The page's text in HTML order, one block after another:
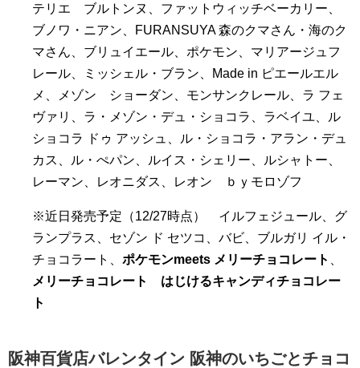
テリエ ブルトンヌ、ファットウィッチベーカリー、
ブノワ・ニアン、FURANSUYA 森のクマさん・海のク
マさん、ブリュイエール、ポケモン、マリアージュフ
レール、ミッシェル・ブラン、Made in ピエールエル
メ、メゾン ショーダン、モンサンクレール、ラ フェ
ヴァリ、ラ・メゾン・デュ・ショコラ、ラベイユ、ル
ショコラ ドゥ アッシュ、ル・ショコラ・アラン・デュ
カス、ル・ぺパン、ルイス・シェリー、ルシャトー、
レーマン、レオニダス、レオン ｂｙモロゾフ
※近日発売予定（12/27時点） イルフェジュール、グ
ランプラス、セゾン ド セツコ、バビ、ブルガリ イル・
チョコラート、 ポケモンmeets メリーチョコレート
メリーチョコレート はじけるキャンディチョコレー
ト
阪神百貨店バレンタイン 阪神のいちごとチョコ